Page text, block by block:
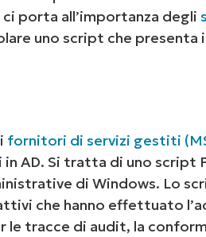
ci porta all’importanza degli
uno script che presenta
fornitori di servizi gestiti
AD. Si tratta di uno script
di Windows. Lo
che hanno effettuato
le tracce di audit, la